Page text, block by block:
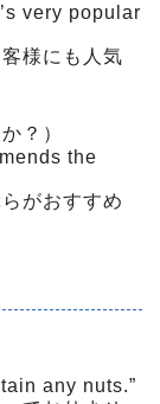
very popular
様にも人気
？）
the
がおすすめ
any nuts.”